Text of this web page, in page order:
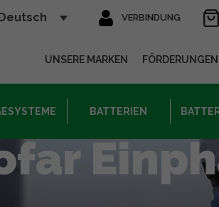
Deutsch VERBINDUNG
UNSERE MARKEN FÖRDERUNGEN
BATTERIEN